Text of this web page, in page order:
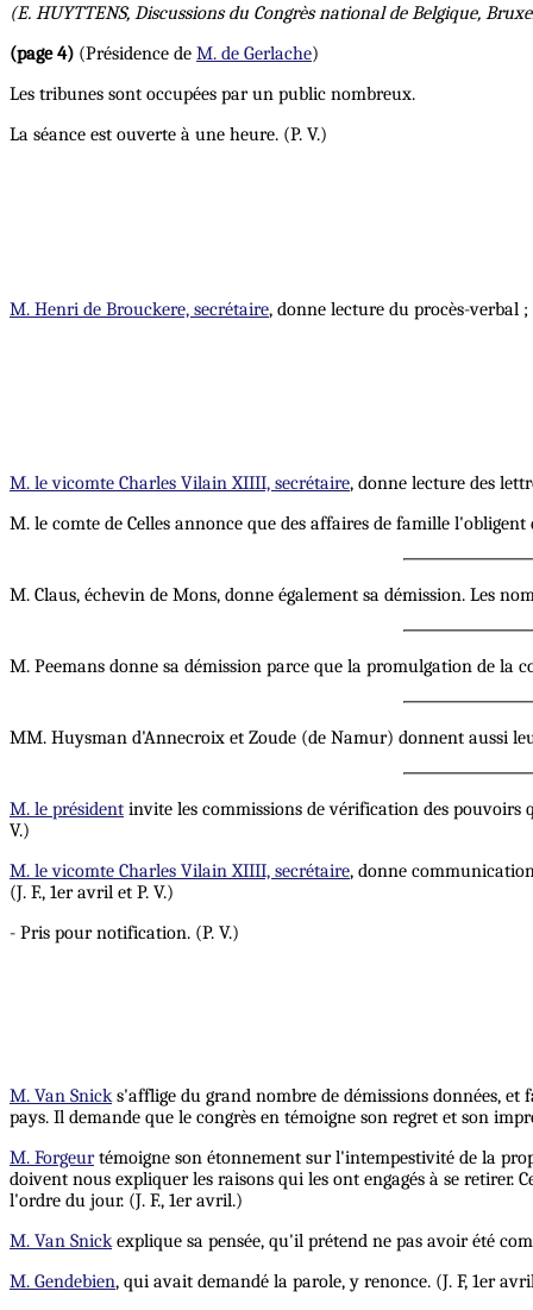
(E. HUYTTENS, Discussions du Congrès national de Belgique,
(page 4) (Présidence de M. de Gerlache)
Les tribunes sont occupées par un public nombreux.
La séance est ouverte à une heure. (P. V.)
M. Henri de Brouckere, secrétaire, donne lecture du procès-verbal ;
M. le vicomte Charles Vilain XIIII, secrétaire, donne lecture des
M. le comte de Celles annonce que des affaires de famille
M. Claus, échevin de Mons, donne également sa démission. Les
M. Peemans donne sa démission parce que la promulgation de la
MM. Huysman d'Annecroix et Zoude (de Namur) donnent aussi
M. le président invite les commissions de vérification des pouvoirs
V.)
M. le vicomte Charles Vilain XIIII, secrétaire, donne
(J. F., 1er avril et P. V.)
- Pris pour notification. (P. V.)
M. Van Snicks'afflige du grand nombre de démissions données,
pays. Il demande que le congrès en témoigne son regret et son
M. Forgeurtémoigne son étonnement sur l'intempestivité de la
doivent nous expliquer les raisons qui les ont engagés à se
l'ordre du jour. (J. F., 1er avril.)
M. Van Snickexplique sa pensée, qu'il prétend ne pas avoir été
M. Gendebien, qui avait demandé la parole, y renonce. (J. F, 1er